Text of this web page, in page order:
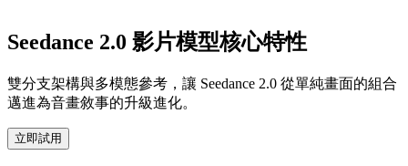
Seedance 2.0 影片模型核心特性
雙分支架構與多模態參考，讓 Seedance 2.0 從單純畫面的組合
邁進為音畫敘事的升級進化。
立即試用